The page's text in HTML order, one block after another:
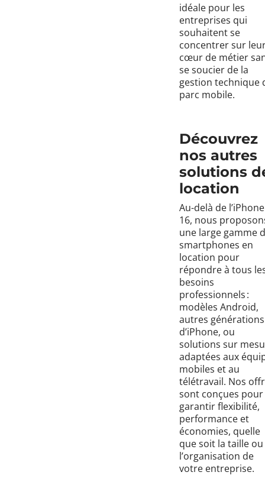
idéale pour les
entreprises qui
souhaitent se
concentrer sur
cœur de métier
se soucier de la
gestion technique
parc mobile.
Découvrez
nos autres
solutions
location
Au-delà de l’iPhone
16, nous
une large gamme
smartphones en
location pour
répondre à tous
besoins
professionnels :
modèles Android,
autres générations
d’iPhone, ou
solutions sur
adaptées aux
mobiles et au
télétravail. Nos
sont conçues pour
garantir flexibilité,
performance et
économies, quelle
que soit la taille ou
l’organisation de
votre entreprise.